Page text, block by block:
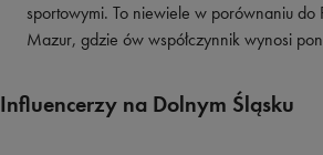
sportowymi. To niewiele w porównaniu do
Mazur, gdzie ów współczynnik wynosi
Influencerzy na Dolnym Śląsku